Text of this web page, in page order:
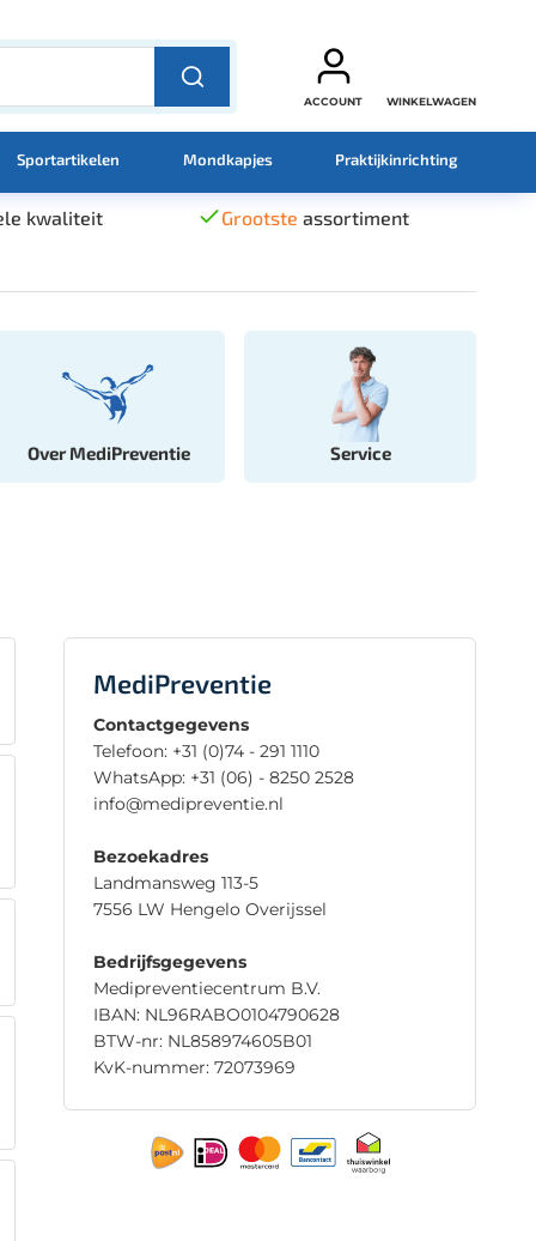
ACCOUNT WINKELWAGEN
Sportartikelen Mondkapjes Praktijkinrichting
kwaliteit Grootste assortiment
Over MediPreventie Service
MediPreventie
Contactgegevens
Telefoon: +31 (0)74 - 291 1110
WhatsApp: +31 (06) - 8250 2528
info@medipreventie.nl
Bezoekadres
Landmansweg 113-5
7556 LW Hengelo Overijssel ‍
Bedrijfsgegevens
Medipreventiecentrum B.V.
IBAN: NL96RABO0104790628
BTW-nr: NL858974605B01
KvK-nummer: 72073969